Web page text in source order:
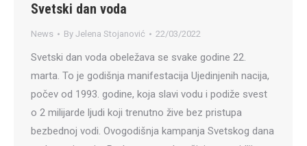
Svetski dan voda
News By Jelena Stojanović 22/03/2022
Svetski dan voda obeležava se svake godine 22.
marta. To je godišnja manifestacija Ujedinjenih nacija,
počev od 1993. godine, koja slavi vodu i podiže svest
o 2 milijarde ljudi koji trenutno žive bez pristupa
bezbednoj vodi. Ovogodišnja kampanja Svetskog dana